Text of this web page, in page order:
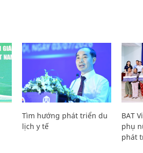
Tìm hướng phát triển du
lịch y tế
BAT
phụ
phát